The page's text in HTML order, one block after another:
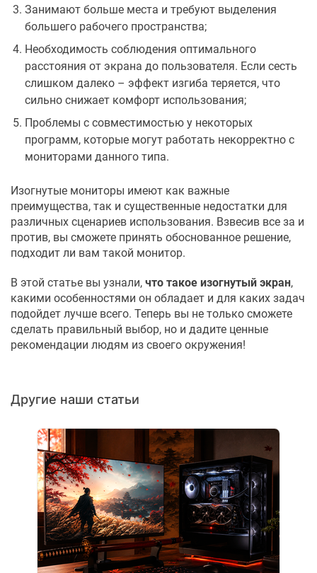
Занимают больше места и требуют выделения
большего рабочего пространства;
Необходимость соблюдения оптимального
расстояния от экрана до пользователя. Если сесть
слишком далеко – эффект изгиба теряется, что
сильно снижает комфорт использования;
Проблемы с совместимостью у некоторых
программ, которые могут работать некорректно с
мониторами данного типа.
Изогнутые мониторы имеют как важные
преимущества, так и существенные недостатки для
различных сценариев использования. Взвесив все за и
против, вы сможете принять обоснованное решение,
подходит ли вам такой монитор.
В этой статье вы узнали, что такое изогнутый экран,
какими особенностями он обладает и для каких задач
подойдет лучше всего. Теперь вы не только сможете
сделать правильный выбор, но и дадите ценные
рекомендации людям из своего окружения!
Другие наши статьи